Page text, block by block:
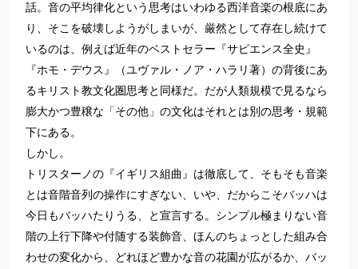
話。音の平均律化という思考はいわゆる西洋音楽の根底にあ
り、そこを破壊しようがしまいが、厳然として存在し続けて
いるのは、例えば近年のベストセラー『サピエンス全史』
『ホモ・デウス』（ユヴァル・ノア・ハラリ著）の背後にあ
るキリスト教文化圏思考と同様だ。だが人類規模で見るなら
膨大かつ豊穣な「その他」の文化はそれとは別の思考・規範
下にある。
しかし。
トリスターノの『イギリス組曲』は徹底して、そもそも音楽
とは音階音列の操作にすぎない、いや、だからこそバッハは
今日もバッハたりうる、と宣言する。シンプル極まりない音
階の上行下降や付随する装飾音、ほんのちょっとした組み合
わせの変化から、どれほど豊かな音の花園が広がるか、バッ